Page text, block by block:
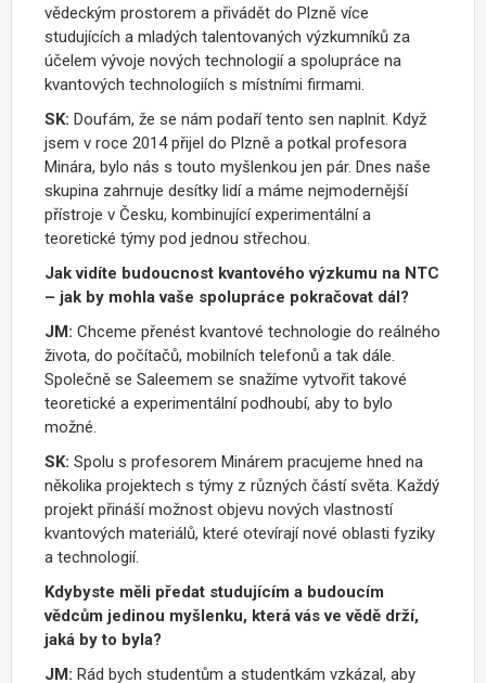
vědeckým prostorem a přivádět do Plzně více
studujících a mladých talentovaných výzkumníků za
účelem vývoje nových technologií a spolupráce na
kvantových technologiích s místními firmami.
SK: Doufám, že se nám podaří tento sen naplnit. Když
jsem v roce 2014 přijel do Plzně a potkal profesora
Minára, bylo nás s touto myšlenkou jen pár. Dnes naše
skupina zahrnuje desítky lidí a máme nejmodernější
přístroje v Česku, kombinující experimentální a
teoretické týmy pod jednou střechou.
Jak vidíte budoucnost kvantového výzkumu na NTC
– jak by mohla vaše spolupráce pokračovat dál?
JM: Chceme přenést kvantové technologie do reálného
života, do počítačů, mobilních telefonů a tak dále.
Společně se Saleemem se snažíme vytvořit takové
teoretické a experimentální podhoubí, aby to bylo
možné.
SK: Spolu s profesorem Minárem pracujeme hned na
několika projektech s týmy z různých částí světa. Každý
projekt přináší možnost objevu nových vlastností
kvantových materiálů, které otevírají nové oblasti fyziky
a technologií.
Kdybyste měli předat studujícím a budoucím
vědcům jedinou myšlenku, která vás ve vědě drží,
jaká by to byla?
JM: Rád bych studentům a studentkám vzkázal, aby